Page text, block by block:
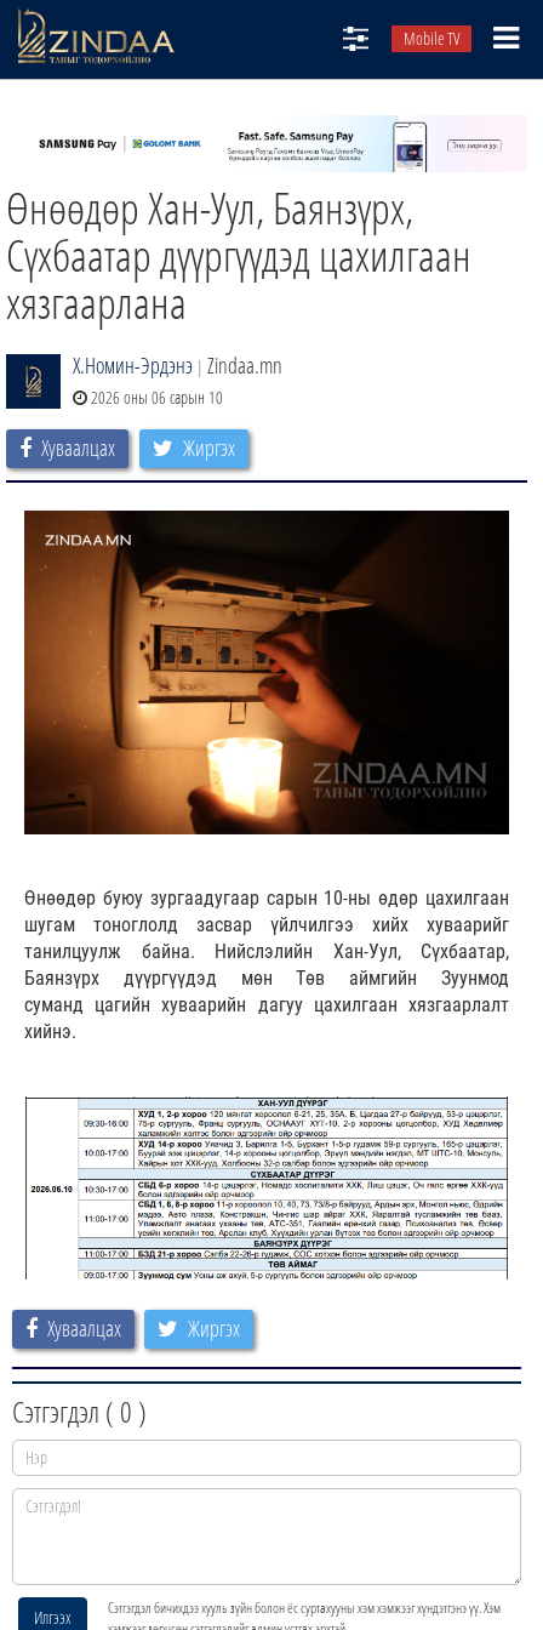
Mobile TV
ТВ8
ӨГЛӨӨНИЙ СОНИН
АУДИО ЗОХИОЛ
ЗИНДАА СЭТГҮҮЛ
Өнөөдөр Хан-Уул, Баянзүрх,
Сүхбаатар дүүргүүдэд цахилгаан
хязгаарлана
Х.Номин-Эрдэнэ | Zindaa.mn
2026 оны 06 сарын 10
Хуваалцах Жиргэх
Өнөөдөр буюу зургаадугаар сарын 10-ны өдөр цахилгаан
шугам тоноглолд засвар үйлчилгээ хийх хуваарийг
танилцуулж байна. Нийслэлийн Хан-Уул, Сүхбаатар,
Баянзүрх дүүргүүдэд мөн Төв аймгийн Зуунмод
суманд цагийн хуваарийн дагуу цахилгаан хязгаарлалт
хийнэ.
Хуваалцах Жиргэх
Сэтгэгдэл ( 0 )
Илгээх
Сэтгэгдэл бичихдээ хууль зүйн болон ёс суртахууны хэм хэмжээг хүндэтгэнэ үү. Хэм